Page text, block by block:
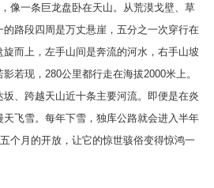
像一条巨龙盘卧在天山。从荒漠戈壁、草
路段四周是万丈悬崖，五分之一次穿行在
而上，左手山间是奔流的河水，右手山坡
若现，280公里都行走在海拔2000米上。
、跨越天山近十条主要河流。即便是在炎
飞雪。每年下雪，独库公路就会进入半年
个月的开放，让它的惊世骇俗变得惊鸿一